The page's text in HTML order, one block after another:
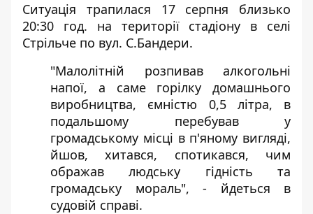
Ситуація трапилася 17 серпня близько
20:30 год. на території стадіону в селі
Стрільче по вул. С.Бандери.
"Малолітній розпивав алкогольні
напої, а саме горілку домашнього
виробництва, ємністю 0,5 літра, в
подальшому перебував у
громадському місці в п'яному вигляді,
йшов, хитався, спотикався, чим
ображав людську гідність та
громадську мораль", - йдеться в
судовій справі.